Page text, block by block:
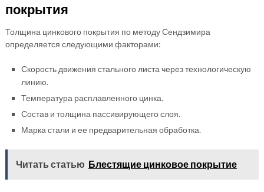
покрытия
Толщина цинкового покрытия по методу Сендзимира
определяется следующими факторами:
Скорость движения стального листа через технологическую
линию.
Температура расплавленного цинка.
Состав и толщина пассивирующего слоя.
Марка стали и ее предварительная обработка.
Читать статью Блестящие цинковое покрытие